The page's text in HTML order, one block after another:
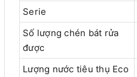
Serie
Số lượng chén bát rửa
được
Lượng nước tiêu thụ Eco